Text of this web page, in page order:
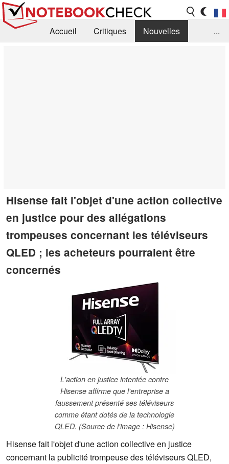
Accueil Critiques
Nouvelles
...
Hisense fait l'objet d'une action collective
en justice pour des allégations
trompeuses concernant les téléviseurs
QLED ; les acheteurs pourraient être
concernés
L'action en justice intentée contre
Hisense affirme que l'entreprise a
faussement présenté ses téléviseurs
comme étant dotés de la technologie
QLED. (Source de l'image : Hisense)
Hisense fait l'objet d'une action collective en justice
concernant la publicité trompeuse des téléviseurs QLED,